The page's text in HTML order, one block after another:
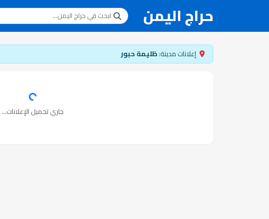
حراج اليمن
إعلانات مدينة:ظليمة حبور
جاري تحميل الإعلانات...